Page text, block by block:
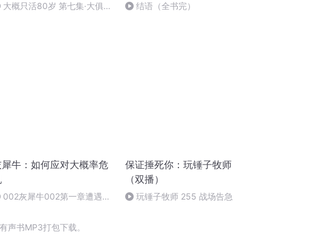
大概只活80岁 第七集·大俱利
结语（全书完）
犀牛：如何应对大概率危
002灰犀牛002第一章遭遇灰
保证捶死你：玩锤子牧师
（双播）
玩锤子牧师 255 战场告急
声书MP3打包下载。